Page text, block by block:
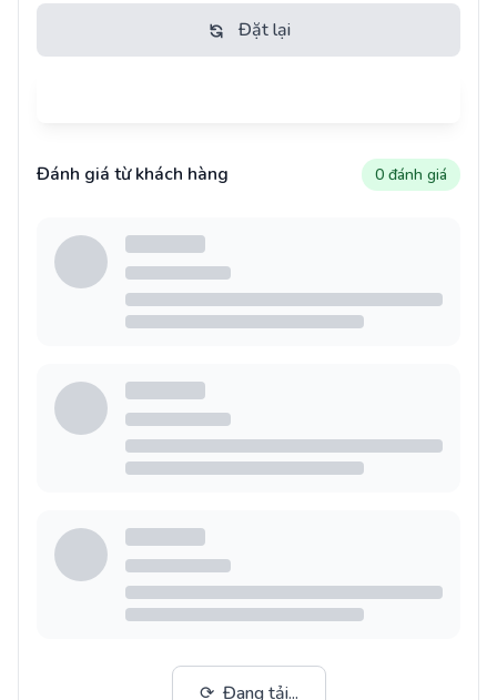
Đặt lại
Đánh giá từ khách hàng 0 đánh giá
⟳ Đang tải...